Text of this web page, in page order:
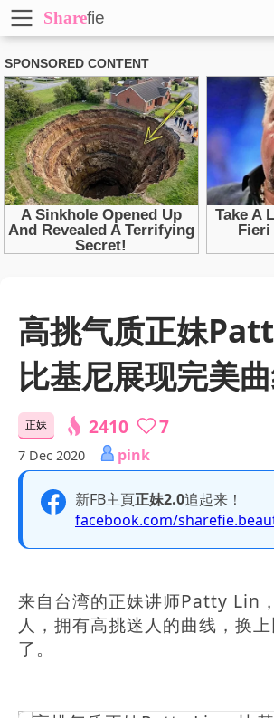
Sharefie
高挑气质正妹
比基尼展现完美
正妹 2410 7
7 Dec 2020 pink
新FB主頁正妹2.0追起来！
facebook.com/
来自台湾的正妹讲师Patty Lin
人，拥有高挑迷人的曲线，换
了。